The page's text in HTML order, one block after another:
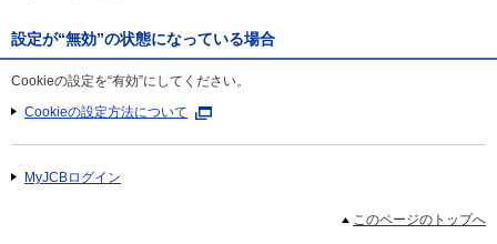
設定が“無効”の状態になっている場合
Cookieの設定を“有効”にしてください。
Cookieの設定方法について
MyJCBログイン
このページのトップへ